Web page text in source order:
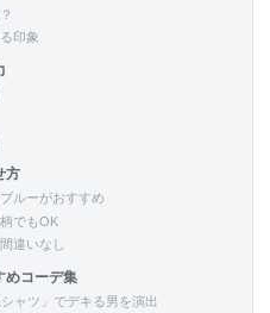
印象
方
ルーがおすすめ
でもOK
違いなし
めコーデ集
ャツ」でデキる男を演出